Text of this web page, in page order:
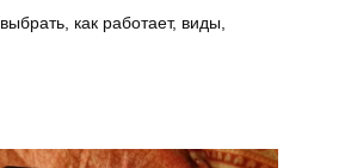
как работает, виды,